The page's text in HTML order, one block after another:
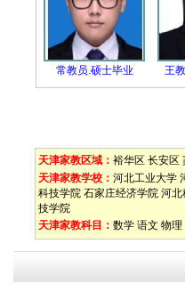
常教员.硕士毕业 王
天津家教区域： 裕华区 长安区
天津家教学校： 河北工业大学
科技学院 石家庄经济学院 河北
技学院
天津家教科目： 数学 语文 物理